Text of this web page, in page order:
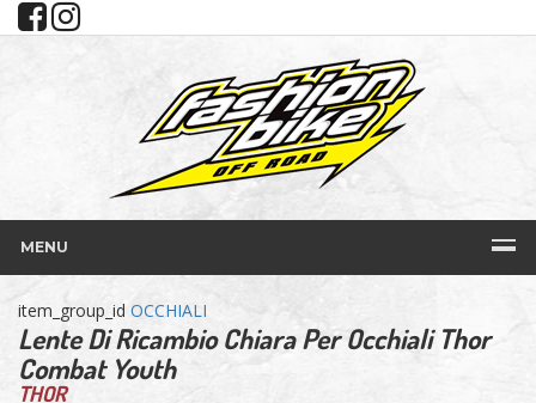
MENU
item_group_id OCCHIALI
Lente Di Ricambio Chiara Per Occhiali Thor
Combat Youth
THOR